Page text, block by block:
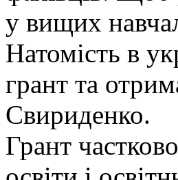
у вищих
Натомість в
грант та
Свириденко.
Грант